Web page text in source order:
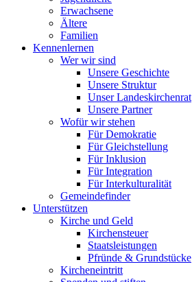
Erwachsene
Ältere
Familien
Kennenlernen
Wer wir sind
Unsere Geschichte
Unsere Struktur
Unser Landeskirchenrat
Unsere Partner
Wofür wir stehen
Für Demokratie
Für Gleichstellung
Für Inklusion
Für Integration
Für Interkulturalität
Gemeindefinder
Unterstützen
Kirche und Geld
Kirchensteuer
Staatsleistungen
Pfründe & Grundstücke
Kircheneintritt